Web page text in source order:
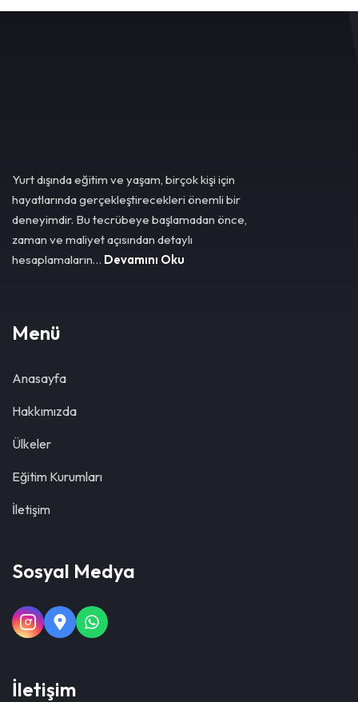
Yurt dışında eğitim ve yaşam, birçok kişi için
hayatlarında gerçekleştirecekleri önemli bir
deneyimdir. Bu tecrübeye başlamadan önce,
zaman ve maliyet açısından detaylı
hesaplamaların… Devamını Oku
Menü
Anasayfa
Hakkımızda
Ülkeler
Eğitim Kurumları
İletişim
Sosyal Medya
İletişim